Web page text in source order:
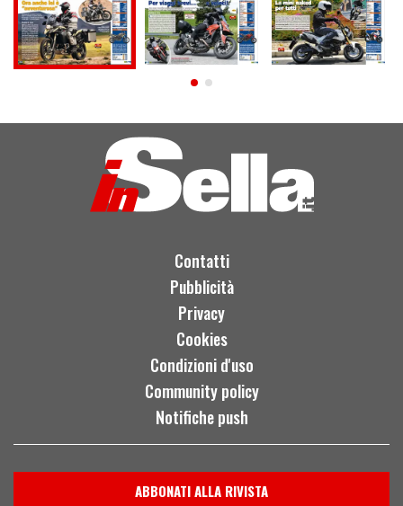
Contatti
Pubblicità
Privacy
Cookies
Condizioni d'uso
Community policy
Notifiche push
ABBONATI ALLA RIVISTA